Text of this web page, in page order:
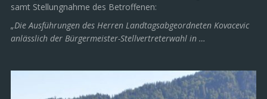
samt Stellungnahme des Betroffenen:
„Die Ausführungen des Herren Landtagsabgeordneten Kovacevic
anlässlich der Bürgermeister-Stellvertreterwahl in …